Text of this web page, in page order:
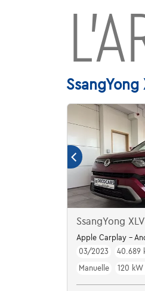
SsangYong XLV
Apple Carplay -
03/2023
40.689
Manuelle
120 kW